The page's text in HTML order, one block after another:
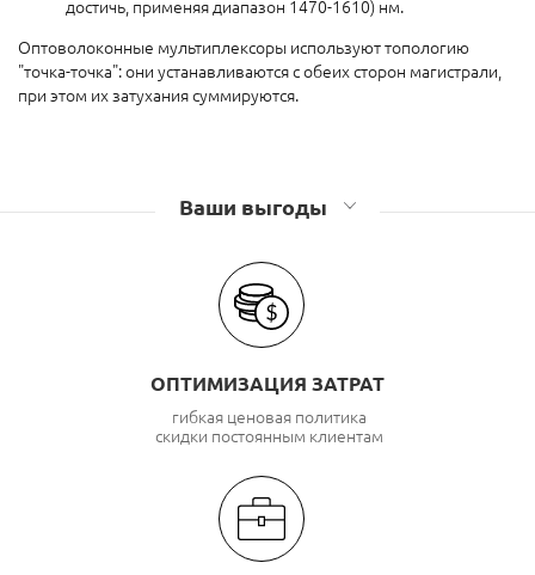
достичь, применяя диапазон 1470-1610) нм.
Оптоволоконные мультиплексоры используют топологию
"точка-точка": они устанавливаются с обеих сторон магистрали,
при этом их затухания суммируются.
Ваши выгоды
ОПТИМИЗАЦИЯ ЗАТРАТ
гибкая ценовая политика
скидки постоянным клиентам